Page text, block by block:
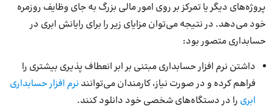
پروژه‌های دیگر یا تمرکز بر روی امور مالی بزرگ به جای وظایف روزمره
خود می‌دهد. در نتیجه می‌توان مزایای زیر را برای رایانش ابری در
حسابداری متصور بود:
داشتن نرم افزار حسابداری مبتنی بر ابر انعطاف پذیری بیشتری را
فراهم کرده و در صورت نیاز، کارمندان می‌توانند نرم افزار حسابداری
ابری را در دستگاه‌های شخصی خود دانلود کنند.